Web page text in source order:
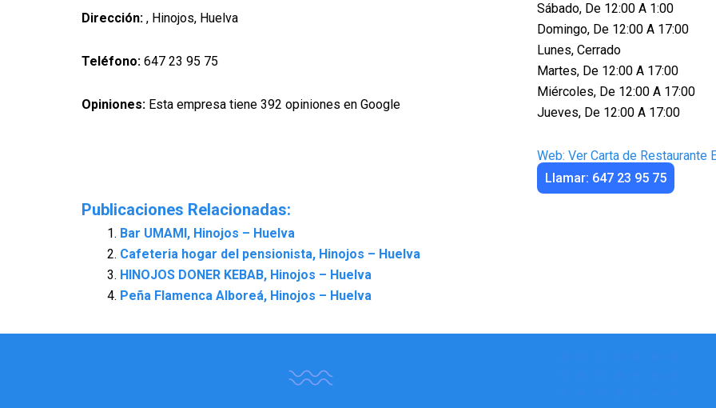
Dirección: , Hinojos, Huelva
Teléfono: 647 23 95 75
Opiniones: Esta empresa tiene 392 opiniones en Google
Sábado, De 12:00 A 1:00
Domingo, De 12:00 A 17:00
Lunes, Cerrado
Martes, De 12:00 A 17:00
Miércoles, De 12:00 A 17:00
Jueves, De 12:00 A 17:00
Web: Ver Carta de Restaurante
Llamar: 647 23 95 75
Publicaciones Relacionadas:
Bar UMAMI, Hinojos – Huelva
Cafeteria hogar del pensionista, Hinojos – Huelva
HINOJOS DONER KEBAB, Hinojos – Huelva
Peña Flamenca Alboreá, Hinojos – Huelva